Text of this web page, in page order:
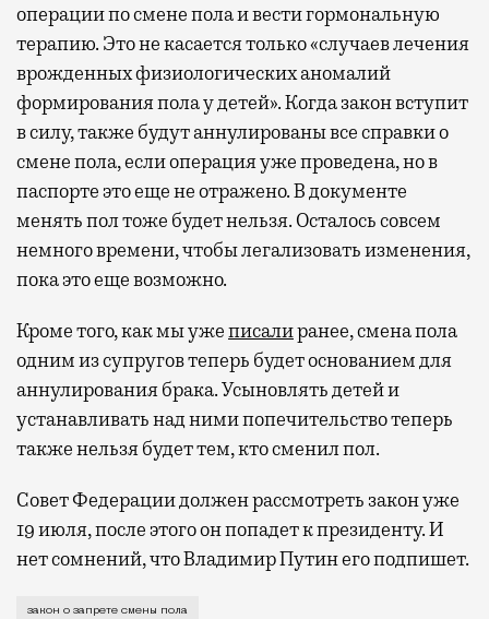
операции по смене пола и вести гормональную
терапию. Это не касается только «случаев лечения
врожденных физиологических аномалий
формирования пола у детей». Когда закон вступит
в силу, также будут аннулированы все справки о
смене пола, если операция уже проведена, но в
паспорте это еще не отражено. В документе
менять пол тоже будет нельзя. Осталось совсем
немного времени, чтобы легализовать изменения,
пока это еще возможно.
Кроме того, как мы ужеписалиранее, смена пола
одним из супругов теперь будет основанием для
аннулирования брака. Усыновлять детей и
устанавливать над ними попечительство теперь
также нельзя будет тем, кто сменил пол.
Совет Федерации должен рассмотреть закон уже
19 июля, после этого он попадет к президенту. И
нет сомнений, что Владимир Путин его подпишет.
В Думе закон принимали со словами о том, что мы
закон о запрете смены пола